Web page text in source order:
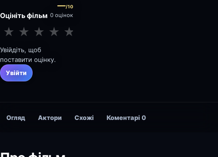
Оцініть фільм
—/10
0 оцінок
★ ★ ★ ★ ★
Увійдіть, щоб
поставити оцінку.
Увійти
Огляд Актори Схожі Коментарі 0